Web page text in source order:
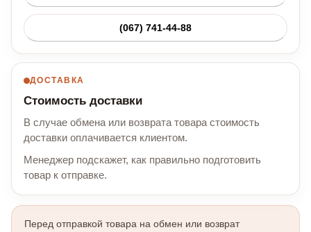
(067) 741-44-88
ДОСТАВКА
Стоимость доставки
В случае обмена или возврата товара стоимость
доставки оплачивается клиентом.
Менеджер подскажет, как правильно подготовить
товар к отправке.
Перед отправкой товара на обмен или возврат